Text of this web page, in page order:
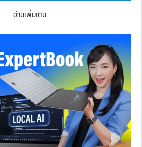
อ่านเพิ่มเติม